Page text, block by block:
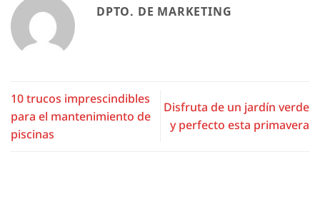
DPTO. DE MARKETING
10 trucos imprescindibles
para el mantenimiento de
piscinas
Disfruta de un jardín verde
y perfecto esta primavera